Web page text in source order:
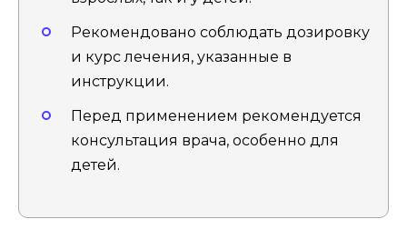
Рекомендовано соблюдать дозировку
и курс лечения, указанные в
инструкции.
Перед применением рекомендуется
консультация врача, особенно для
детей.